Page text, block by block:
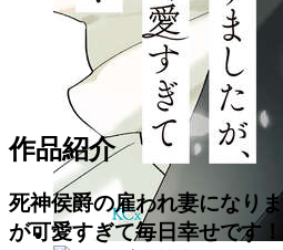
作品紹介
死神侯爵の雇われ妻になり
が可愛すぎて毎日幸せです！